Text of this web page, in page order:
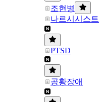
조현병
나르시시스트
PTSD
공황장애